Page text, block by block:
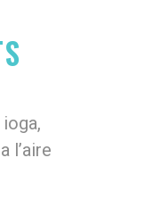
l’aire